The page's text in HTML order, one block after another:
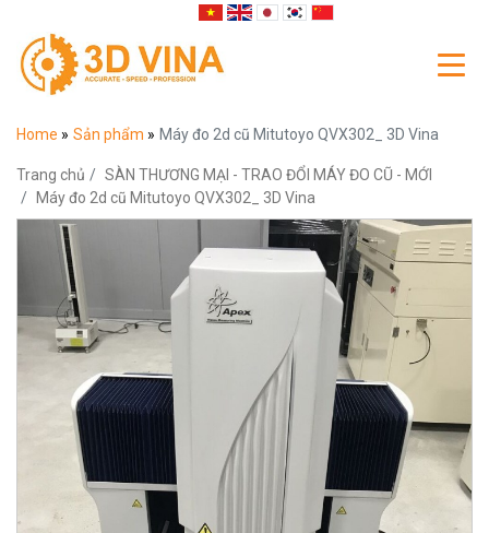
Home » Sản phẩm » Máy đo 2d cũ Mitutoyo QVX302_ 3D Vina
Trang chủ
SÀN THƯƠNG MẠI - TRAO ĐỔI MÁY ĐO CŨ - MỚI
Máy đo 2d cũ Mitutoyo QVX302_ 3D Vina